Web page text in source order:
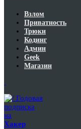
Взлом
Приватность
Трюки
Кодинг
Админ
Geek
Магазин
Годовая
подписка
на
Хакер